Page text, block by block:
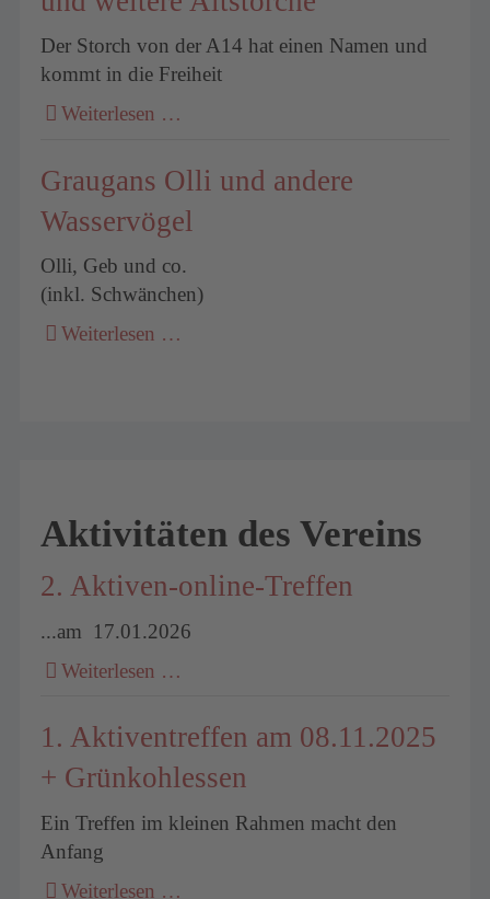
Der Storch von der A14 hat einen Namen und
kommt in die Freiheit
Weiterlesen …
Graugans Olli und andere
Wasservögel
Olli, Geb und co.
(inkl. Schwänchen)
Weiterlesen …
Aktivitäten des Vereins
2. Aktiven-online-Treffen
...am 17.01.2026
Weiterlesen …
1. Aktiventreffen am 08.11.2025
+ Grünkohlessen
Ein Treffen im kleinen Rahmen macht den
Anfang
Weiterlesen …